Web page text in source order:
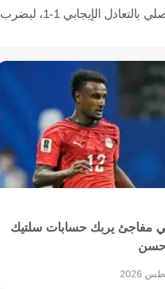
أما بولونيا فوصل لهذه المرحلة بعد أن طرد إنتر من الدور ذاته بركلات الترجيح بنتيجة 3-2، بعدما انتهى الوقت الأصلي بالتعادل الإيجابي 1-1، ليضرب
مفاجئ يربك حسابات سلتيك
حسن